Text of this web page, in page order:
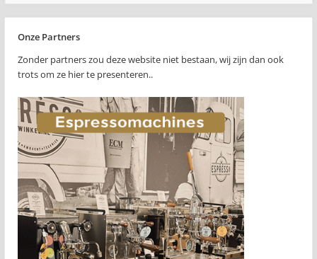
Onze Partners
Zonder partners zou deze website niet bestaan, wij zijn dan ook
trots om ze hier te presenteren..